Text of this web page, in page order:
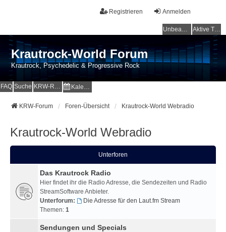
Anmelden
Registrieren
Unbeantwortete Themen Aktive Themen
Krautrock-World Forum
Krautrock, Psychedelic & Progressive Rock
FAQ Suche KRW-Radio Kalender
KRW-Forum Foren-Übersicht Krautrock-World Webradio
Krautrock-World Webradio
Unterforen
Das Krautrock Radio
Hier findet ihr die Radio Adresse, die Sendezeiten und Radio
StreamSoftware Anbieter.
Unterforum:
Die Adresse für den Laut.fm Stream
Themen: 1
Sendungen und Specials